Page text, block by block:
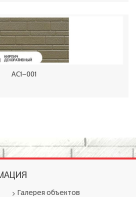
AC1-001
Галерея объектов